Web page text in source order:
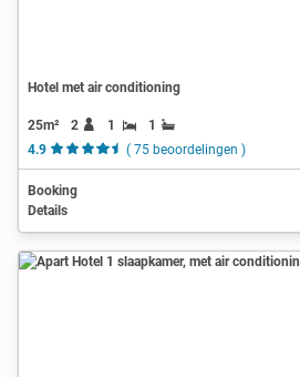
Hotel met air conditioning
25m² 2 1
1
4.9
( 75 beoordelingen )
Booking
Details